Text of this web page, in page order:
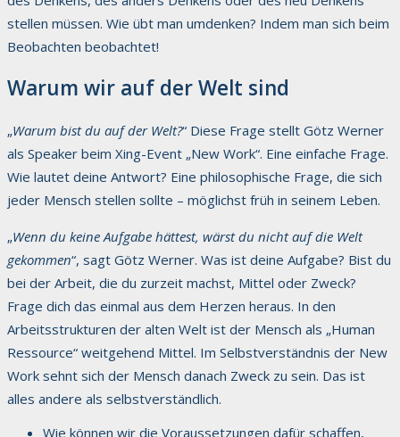
stellen müssen. Wie übt man umdenken? Indem man sich beim
Beobachten beobachtet!
Warum wir auf der Welt sind
„Warum bist du auf der Welt?“ Diese Frage stellt Götz Werner
als Speaker beim Xing-Event „New Work“. Eine einfache Frage.
Wie lautet deine Antwort? Eine philosophische Frage, die sich
jeder Mensch stellen sollte – möglichst früh in seinem Leben.
„Wenn du keine Aufgabe hättest, wärst du nicht auf die Welt
gekommen“, sagt Götz Werner. Was ist deine Aufgabe? Bist du
bei der Arbeit, die du zurzeit machst, Mittel oder Zweck?
Frage dich das einmal aus dem Herzen heraus. In den
Arbeitsstrukturen der alten Welt ist der Mensch als „Human
Ressource“ weitgehend Mittel. Im Selbstverständnis der New
Work sehnt sich der Mensch danach Zweck zu sein. Das ist
alles andere als selbstverständlich.
Wie können wir die Voraussetzungen dafür schaffen,